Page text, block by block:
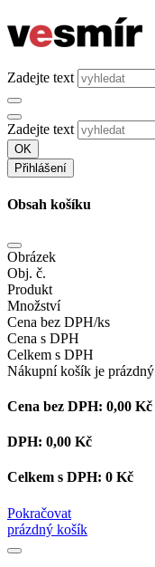
Zadejte text
Zadejte text
OK
Přihlášení
Obsah košíku
Obrázek
Obj. č.
Produkt
Množství
Cena bez DPH/ks
Cena s DPH
Celkem s DPH
Nákupní košík je prázdný
Cena bez DPH: 0,00 Kč
DPH: 0,00 Kč
Celkem s DPH: 0 Kč
Pokračovat
prázdný košík